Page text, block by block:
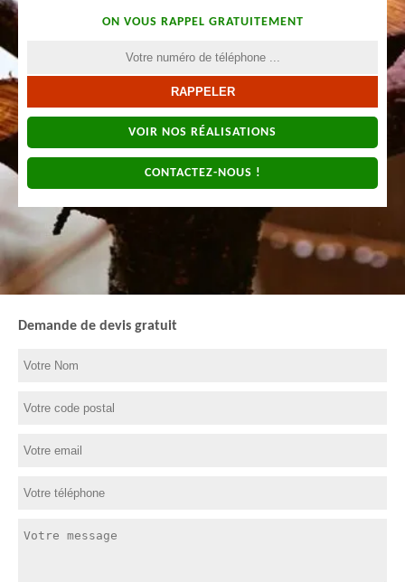
ON VOUS RAPPEL GRATUITEMENT
VOIR NOS RÉALISATIONS
CONTACTEZ-NOUS !
Demande de devis gratuit